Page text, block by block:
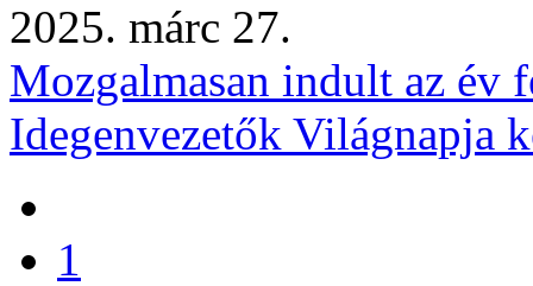
2025. márc 27.
Mozgalmasan indult az év
Idegenvezetők Világnapja
1